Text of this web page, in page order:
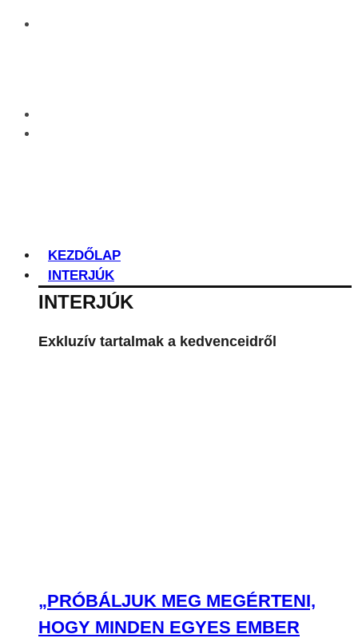
KEZDŐLAP
INTERJÚK
INTERJÚK
Exkluzív tartalmak a kedvenceidről
„PRÓBÁLJUK MEG MEGÉRTENI,
HOGY MINDEN EGYES EMBER